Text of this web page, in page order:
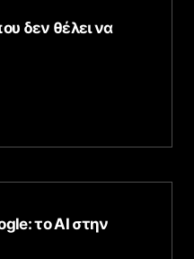
δεν θέλει να
το AI στην